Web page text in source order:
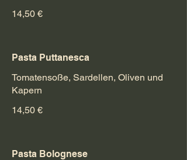
14,50 €
Pasta Puttanesca
Tomatensoße, Sardellen, Oliven und
Kapern
14,50 €
Pasta Bolognese